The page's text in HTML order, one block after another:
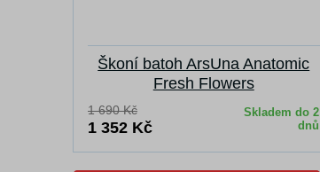
Škoní batoh ArsUna Anatomic
Fresh Flowers
1 690 Kč
1 352 Kč
Skladem do 2
dnů